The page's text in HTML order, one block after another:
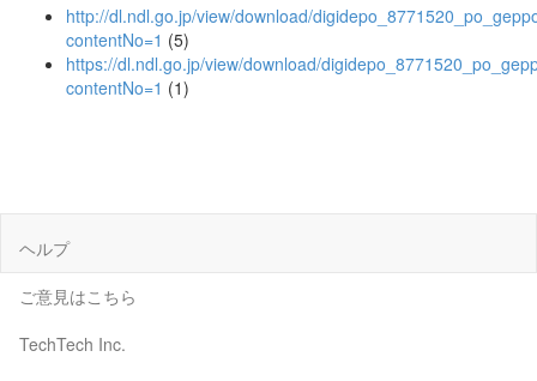
http://dl.ndl.go.jp/view/download/
contentNo=1 (5)
https://dl.ndl.go.jp/view/download/
contentNo=1 (1)
ヘルプ
ご意見はこちら
TechTech Inc.